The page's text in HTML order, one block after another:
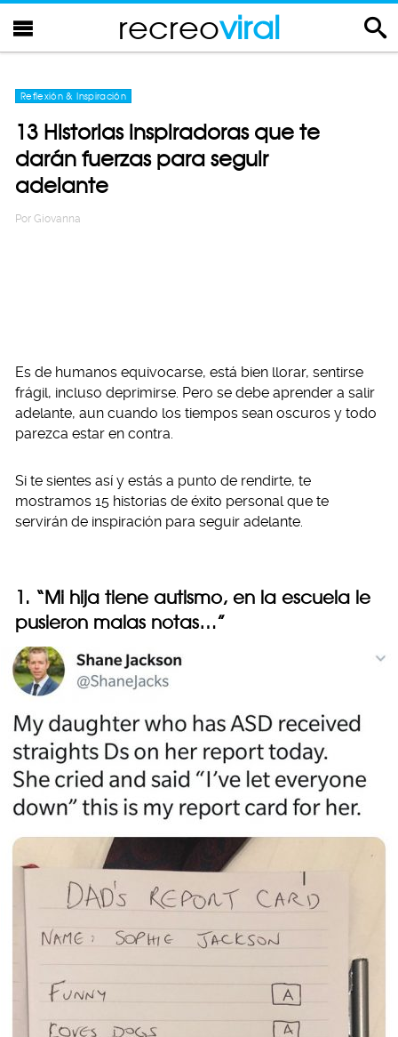
recreoviral
Reflexión & Inspiración
13 Historias inspiradoras que te
darán fuerzas para seguir
adelante
Por Giovanna
Es de humanos equivocarse, está bien llorar, sentirse
frágil, incluso deprimirse. Pero se debe aprender a salir
adelante, aun cuando los tiempos sean oscuros y todo
parezca estar en contra.
Si te sientes así y estás a punto de rendirte, te
mostramos 15 historias de éxito personal que te
servirán de inspiración para seguir adelante.
1. “Mi hija tiene autismo, en la escuela le
pusieron malas notas…”